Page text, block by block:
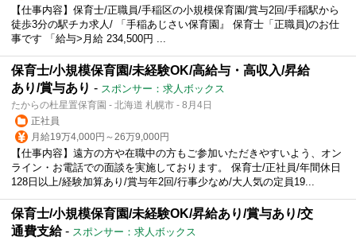
【仕事内容】保育士/正職員/手稲区の小規模保育園/賞与2回/手稲駅から
徒歩3分の駅チカ求人/ 「手稲あじさい保育園』 保育士「正職員)のお仕
事です 「給与>月給 234,500円 ...
保育士/小規模保育園/未経験OK/高給与・高収入/昇給
あり/賞与あり - スポンサー：求人ボックス
たからの杜星置保育園 - 北海道 札幌市 - 8月4日
正社員
月給19万4,000円～26万9,000円
【仕事内容】遠方の方や在職中の方もご参加いただきやすいよう、オン
ライン・お電話での面談を実施しております。 保育士/正社員/年間休日
128日以上/経験加算あり/賞与年2回/行事少なめ/大人気の定員19...
保育士/小規模保育園/未経験OK/昇給あり/賞与あり/交
通費支給- スポンサー：求人ボックス